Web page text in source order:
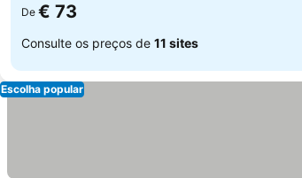
De € 73
Consulte os preços de 11 sites
Escolha popular